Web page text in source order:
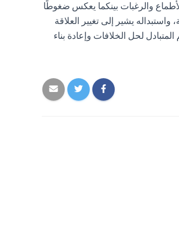
والرغبات بينكما يعكس ضغوطًا
واستبداله يشير إلى تغيير العلاقة
لحل الخلافات وإعادة بناء